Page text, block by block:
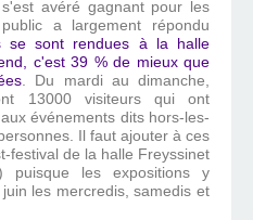
avéré gagnant pour les
a largement répondu
se sont rendues à la halle
c'est 39 % de mieux que
. Du mardi au dimanche,
13000 visiteurs qui ont
événements dits hors-les-
Il faut ajouter à ces
festival de la halle Freyssinet
puisque les expositions y
les mercredis, samedis et